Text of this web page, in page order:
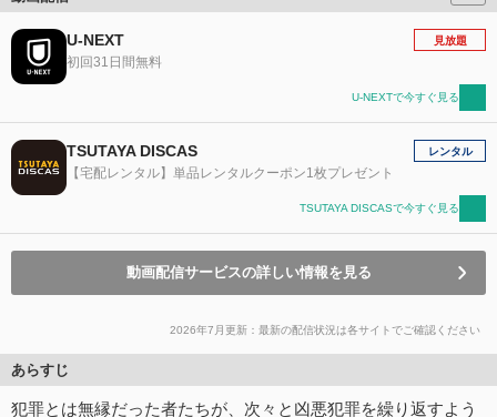
U-NEXT
初回31日間無料
見放題
U-NEXTで今すぐ見る
TSUTAYA DISCAS
【宅配レンタル】単品レンタルクーポン1枚プレゼント
レンタル
TSUTAYA DISCASで今すぐ見る
動画配信サービスの詳しい情報を見る
2026年7月更新：最新の配信状況は各サイトでご確認ください
あらすじ
犯罪とは無縁だった者たちが、次々と凶悪犯罪を繰り返すよう